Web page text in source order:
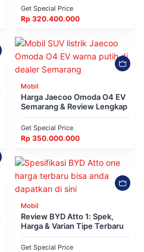
Get Special Price
Rp 320.400.000
Mobil
Harga Jaecoo Omoda O4 EV
Semarang & Review Lengkap
Get Special Price
Rp 350.000.000
Mobil
Review BYD Atto 1: Spek,
Harga & Varian Tipe Terbaru
Get Special Price